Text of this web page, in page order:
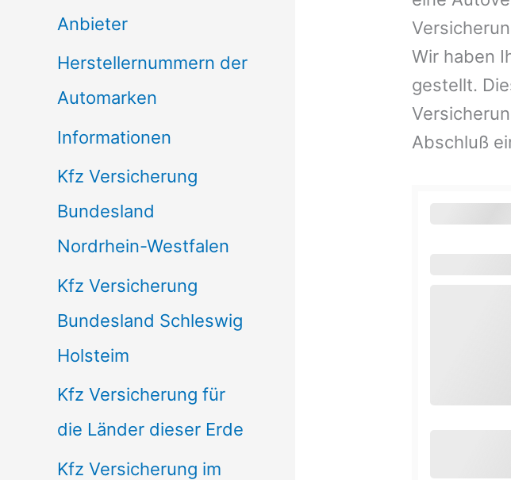
Anbieter
Herstellernummern der
Automarken
Informationen
Kfz Versicherung
Bundesland
Nordrhein-Westfalen
Kfz Versicherung
Bundesland Schleswig
Holsteim
Kfz Versicherung für
die Länder dieser Erde
Kfz Versicherung im
Wir haben
gestellt.
Abschluß